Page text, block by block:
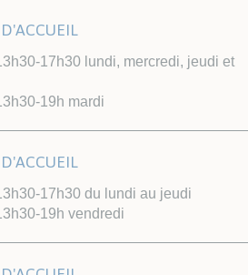
17h30 lundi, mercredi, jeudi et
19h mardi
17h30 du lundi au jeudi
19h vendredi